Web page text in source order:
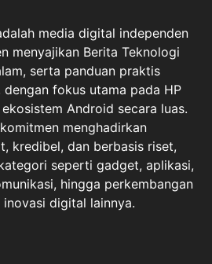
media digital independen
menyajikan Berita Teknologi
serta panduan praktis
fokus utama pada HP
Android secara luas.
menghadirkan
kredibel, dan berbasis riset,
seperti gadget, aplikasi,
hingga perkembangan
digital lainnya.